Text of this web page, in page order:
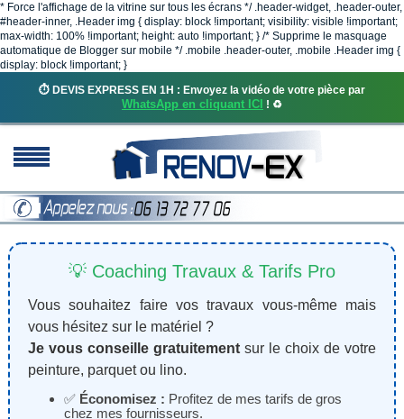
* Force l'affichage de la vitrine sur tous les écrans */ .header-widget, .header-outer,
#header-inner, .Header img { display: block !important; visibility: visible !important;
max-width: 100% !important; height: auto !important; } /* Supprime le masquage
automatique de Blogger sur mobile */ .mobile .header-outer, .mobile .Header img {
display: block !important; }
⏱️ DEVIS EXPRESS EN 1H : Envoyez la vidéo de votre pièce par
WhatsApp en cliquant ICI ! ♻️
💡 Coaching Travaux & Tarifs Pro
Vous souhaitez faire vos travaux vous-même mais
vous hésitez sur le matériel ?
Je vous conseille gratuitementsur le choix de votre
peinture, parquet ou lino.
✅ Économisez : Profitez de mes tarifs de gros
chez mes fournisseurs.